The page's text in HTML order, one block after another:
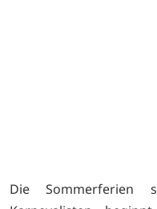
Die